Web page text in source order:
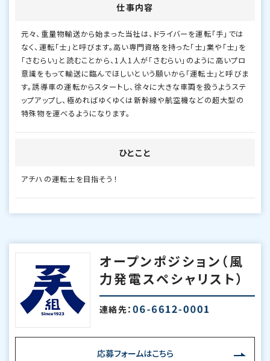
仕事内容
元々、重量物輸送から始まった当社は、ドライバーを運転「手」では
なく、運転「士」と呼びます。高い専門資格を持った「士」業や「士」を
「さむらい」と読むことから、1人1人が「さむらい」のように高いプロ
意識をもって輸送に臨んでほしいという願いから「運転士」と呼びま
す。誘導車の運転からスタートし、徐々に大きな車両を扱うようステ
ップアップし、極めればゆくゆくは新幹線や航空機などの超大型の
特殊物を運べるようになります。
ひとこと
アチハの運転士を目指そう！
オープンポジション（風
力発電スペシャリスト）
連絡先：
応募フォームはこちら